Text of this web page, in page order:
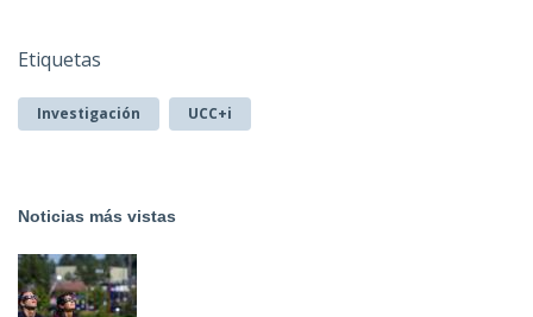
Etiquetas
Investigación UCC+i
Noticias más vistas